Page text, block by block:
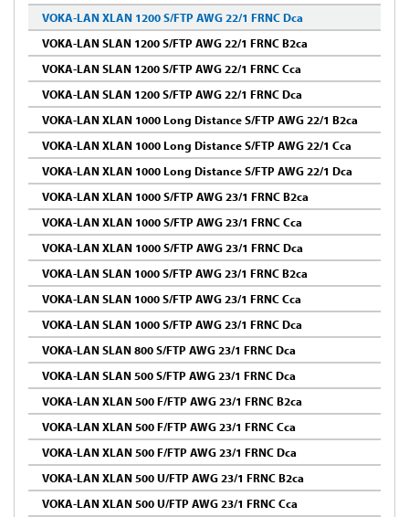
VOKA-LAN XLAN 1200 S/FTP AWG 22/1 FRNC Dca
VOKA-LAN SLAN 1200 S/FTP AWG 22/1 FRNC B2ca
VOKA-LAN SLAN 1200 S/FTP AWG 22/1 FRNC Cca
VOKA-LAN SLAN 1200 S/FTP AWG 22/1 FRNC Dca
VOKA-LAN XLAN 1000 Long Distance S/FTP AWG 22/1 B2ca
VOKA-LAN XLAN 1000 Long Distance S/FTP AWG 22/1 Cca
VOKA-LAN XLAN 1000 Long Distance S/FTP AWG 22/1 Dca
VOKA-LAN XLAN 1000 S/FTP AWG 23/1 FRNC B2ca
VOKA-LAN XLAN 1000 S/FTP AWG 23/1 FRNC Cca
VOKA-LAN XLAN 1000 S/FTP AWG 23/1 FRNC Dca
VOKA-LAN SLAN 1000 S/FTP AWG 23/1 FRNC B2ca
VOKA-LAN SLAN 1000 S/FTP AWG 23/1 FRNC Cca
VOKA-LAN SLAN 1000 S/FTP AWG 23/1 FRNC Dca
VOKA-LAN SLAN 800 S/FTP AWG 23/1 FRNC Dca
VOKA-LAN SLAN 500 S/FTP AWG 23/1 FRNC Dca
VOKA-LAN XLAN 500 F/FTP AWG 23/1 FRNC B2ca
VOKA-LAN XLAN 500 F/FTP AWG 23/1 FRNC Cca
VOKA-LAN XLAN 500 F/FTP AWG 23/1 FRNC Dca
VOKA-LAN XLAN 500 U/FTP AWG 23/1 FRNC B2ca
VOKA-LAN XLAN 500 U/FTP AWG 23/1 FRNC Cca